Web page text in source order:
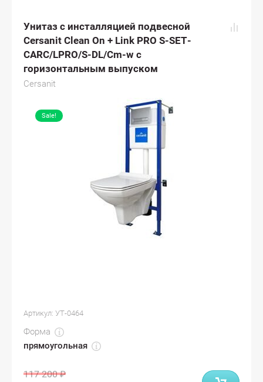
Унитаз с инсталляцией подвесной
Cersanit Clean On + Link PRO S-SET-
CARC/LPRO/S-DL/Cm-w с
горизонтальным выпуском
Cersanit
Sale!
Артикул: УТ-0464
Форма
прямоугольная
117 200 ₽